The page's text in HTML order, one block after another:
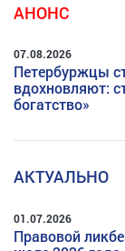
АНОНС
07.08.2026
Петербуржцы
вдохновляют:
богатство»
АКТУАЛЬНО
01.07.2026
Правовой